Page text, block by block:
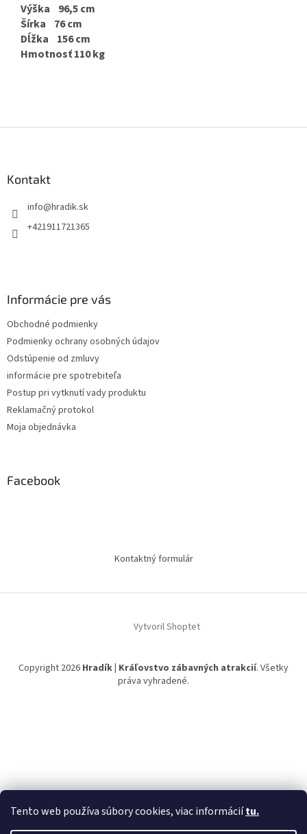
Tento web používa súbory cookies, viac informáciítu.
Výška 96,5 cm
Šírka 76 cm
Dĺžka 156 cm
Hmotnosť 110 kg
Kontakt
info@hradik.sk
+421911721365
Informácie pre vás
Obchodné podmienky
Podmienky ochrany osobných údajov
Odstúpenie od zmluvy
informácie pre spotrebiteľa
Postup pri vytknutí vady produktu
Reklamačný protokol
Moja objednávka
Facebook
Kontaktný formulár
Vytvoril Shoptet
Copyright 2026 Hradík | Kráľovstvo zábavných atrakcií. Všetky
práva vyhradené.